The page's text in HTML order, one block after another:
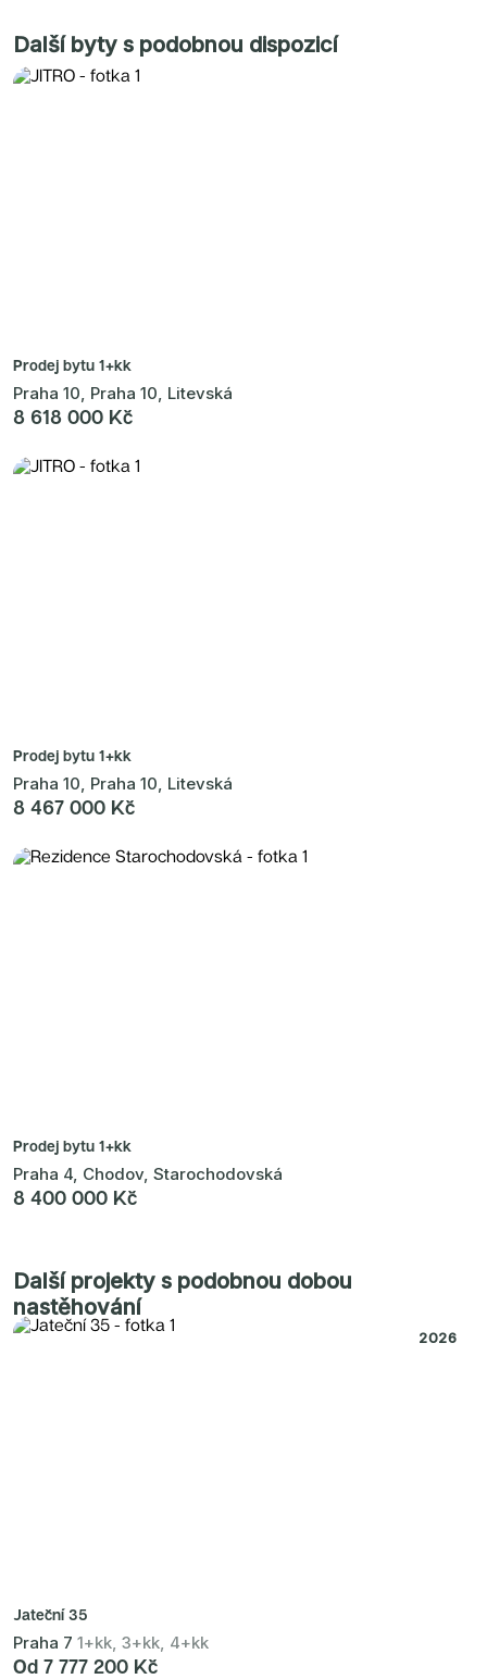
Další byty s podobnou dispozicí
Prodej bytu 1+kk
Praha 10, Praha 10, Litevská
8 618 000 Kč
Prodej bytu 1+kk
Praha 10, Praha 10, Litevská
8 467 000 Kč
Prodej bytu 1+kk
Praha 4, Chodov, Starochodovská
8 400 000 Kč
Další projekty s podobnou dobou
nastěhování
2026
Jateční 35
Praha 7 1+kk, 3+kk, 4+kk
Od 7 777 200 Kč